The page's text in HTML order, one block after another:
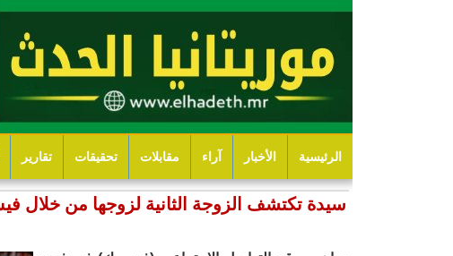
الرئيسية الأخبار آراء مقابلات تحقيقات تقارير
سيدة تكتشف الزوجة الثانية لزوجها من خلال